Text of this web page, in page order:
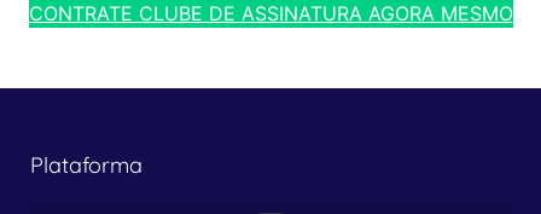
CONTRATE CLUBE DE ASSINATURA AGORA MESMO
Plataforma